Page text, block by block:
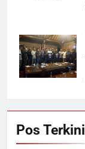
Pos Terkini